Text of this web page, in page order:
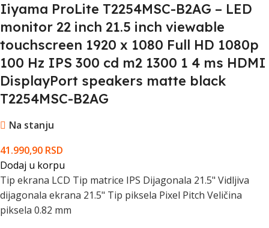
Iiyama ProLite T2254MSC-B2AG – LED
monitor 22 inch 21.5 inch viewable
touchscreen 1920 x 1080 Full HD 1080p
100 Hz IPS 300 cd m2 1300 1 4 ms HDMI
DisplayPort speakers matte black
T2254MSC-B2AG
Na stanju
41.990,90 RSD
Dodaj u korpu
Tip ekrana LCD Tip matrice IPS Dijagonala 21.5" Vidljiva
dijagonala ekrana 21.5" Tip piksela Pixel Pitch Veličina
piksela 0.82 mm